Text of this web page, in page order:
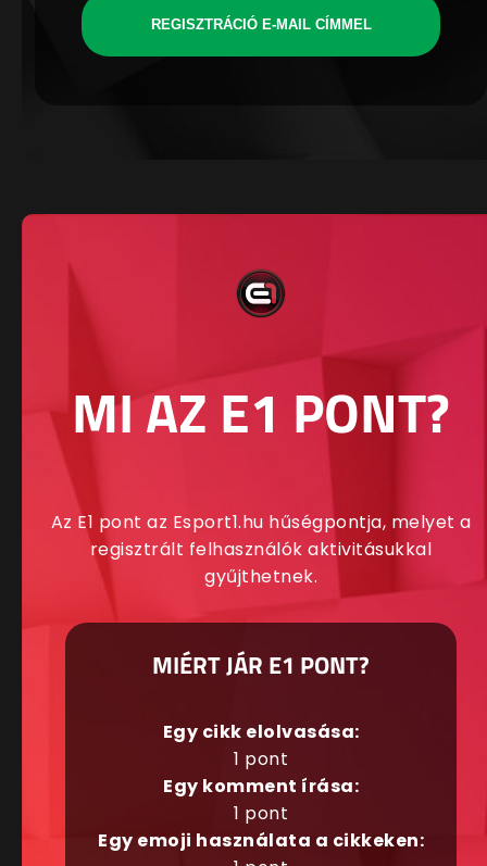
REGISZTRÁCIÓ E-MAIL CÍMMEL
MI AZ E1 PONT?
Az E1 pont az Esport1.hu hűségpontja, melyet a
regisztrált felhasználók aktivitásukkal
gyűjthetnek.
MIÉRT JÁR E1 PONT?
Egy cikk elolvasása:
1 pont
Egy komment írása:
1 pont
Egy emoji használata a cikkeken: